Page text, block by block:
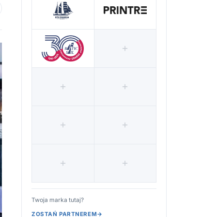
ulubionych
Twoja marka tutaj?
ZOSTAŃ PARTNEREM→